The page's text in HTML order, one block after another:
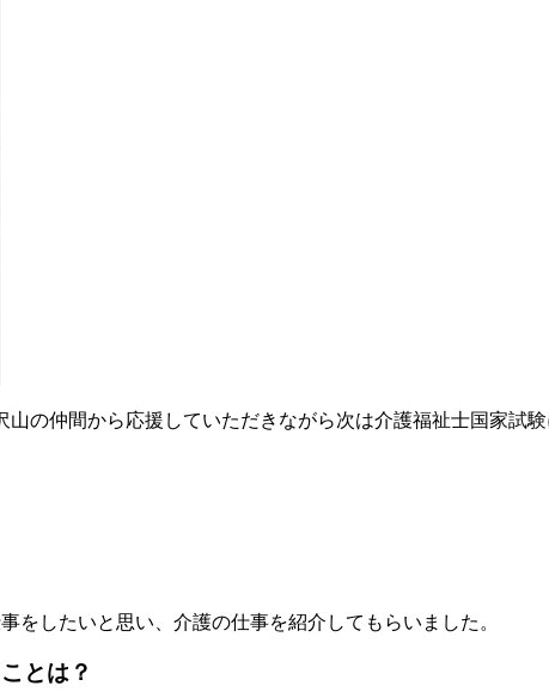
の仲間から応援していただきながら次は介護福祉士国家試験
をしたいと思い、介護の仕事を紹介してもらいました。
とは？